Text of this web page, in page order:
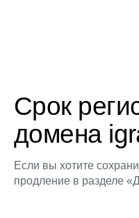
Срок
домена
Если вы хотите
продление в разделе